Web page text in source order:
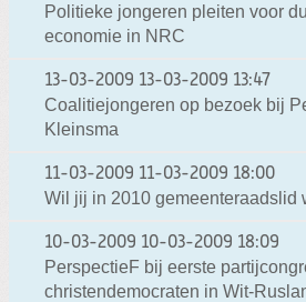
Politieke jongeren pleiten voor
economie in NRC
13-03-2009 13-03-2009 13:47
Coalitiejongeren op bezoek bij
Kleinsma
11-03-2009 11-03-2009 18:00
Wil jij in 2010 gemeenteraadslid
10-03-2009 10-03-2009 18:09
PerspectieF bij eerste
christendemocraten in Wit-